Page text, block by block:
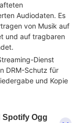
Audiodaten. Es
von Musik auf
und auf tragbaren
Dienst
DRM-Schutz für
und Kopie
Spotify Ogg